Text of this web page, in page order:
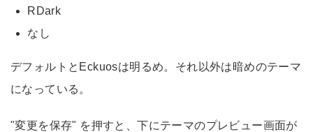
RDark
なし
デフォルトとEckuosは明るめ。それ以外は暗めのテーマ
になっている。
"変更を保存" を押すと、下にテーマのプレビュー画面が